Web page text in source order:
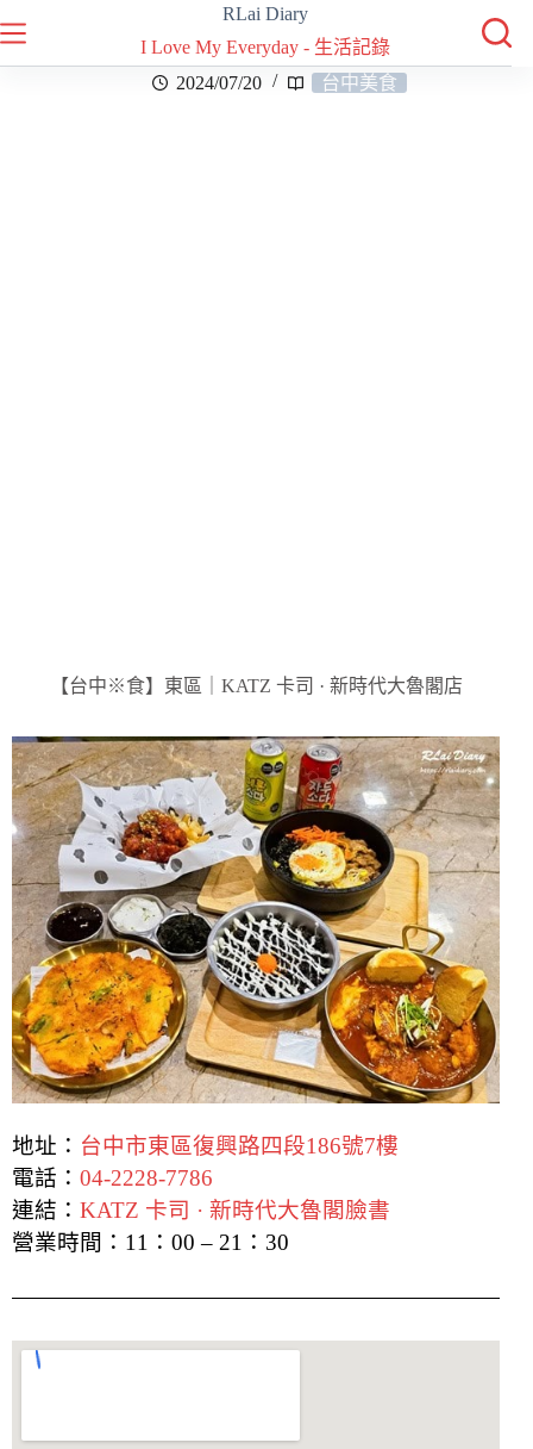
RLai Diary
I Love My Everyday - 生活記錄
2024/07/20
台中美食
【台中※食】東區｜KATZ 卡司 · 新時代大魯閣店
地址： 台中市東區復興路四段186號7樓
電話： 04-2228-7786
連結： KATZ 卡司 · 新時代大魯閣臉書
營業時間：11：00 – 21：30